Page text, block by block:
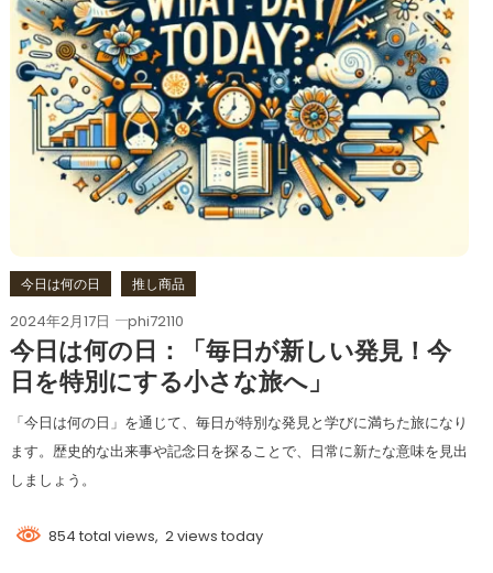
今日は何の日 推し商品
2024年2月17日 phi72110
今日は何の日：「毎日が新しい発見！今
日を特別にする小さな旅へ」
「今日は何の日」を通じて、毎日が特別な発見と学びに満ちた旅になり
ます。歴史的な出来事や記念日を探ることで、日常に新たな意味を見出
しましょう。
854 total views, 2 views today